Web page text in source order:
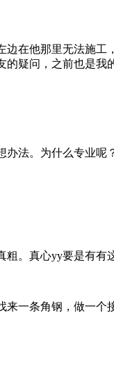
边在他那里无法施工
疑问，之前也是我
法。为什么专业呢
。真心yy要是有有
一条角钢，做一个